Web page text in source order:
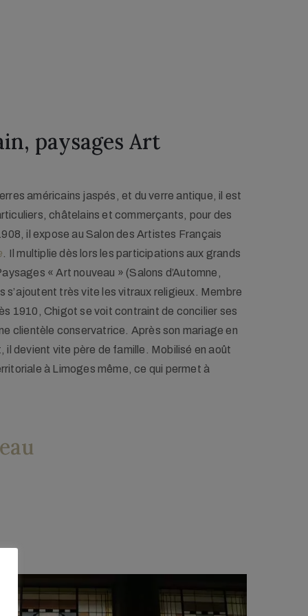
de la famille Chigot au Musée des Beaux-
1960. © Renaud Camus.
paysages Art
américains jaspés, et du verre antique, il est
châtelains et commerçants, pour des
il expose au Salon des Artistes Français
. Il multiplie dès lors les participations aux grands
« Art nouveau » (Salons d’Automne,
s’ajoutent très vite les vitraux religieux. Membre
1910, Chigot se voit contraint de concilier ses
clientèle conservatrice. Après son mariage en
il devient vite père de famille. Mobilisé en août
à Limoges même, ce qui permet à